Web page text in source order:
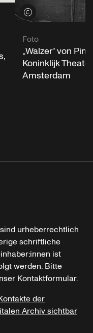
Credits öffnen
Foto
„Walzer“ von
Koninklijk
Amsterdam
urheberrechtlich
schriftliche
ist
werden. Bitte
Kontaktformular.
der
Archiv sichtbar